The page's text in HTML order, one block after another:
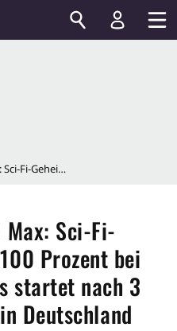
Jetzt bei HBO Max: Sci-Fi-Geheimtipp mit 100 Prozent bei Rotten Tomatoes startet nach 3 Jahren endlich in Deutschland
Max: Sci-Fi-
Prozent bei
startet nach 3
Deutschland